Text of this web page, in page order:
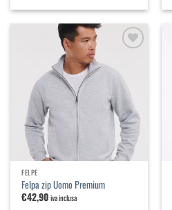
FELPE
Felpa zip Uomo Premium
€42,90iva inclusa